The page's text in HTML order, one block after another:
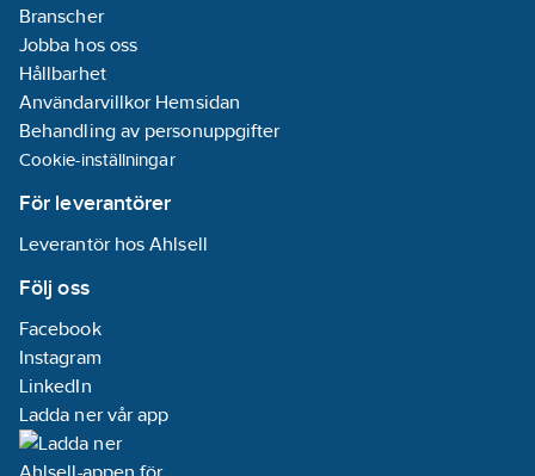
Branscher
Jobba hos oss
Hållbarhet
Användarvillkor Hemsidan
Behandling av personuppgifter
Cookie-inställningar
För leverantörer
Leverantör hos Ahlsell
Följ oss
Facebook
Instagram
LinkedIn
Ladda ner vår app